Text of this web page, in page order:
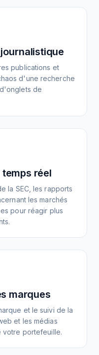
publications et
d'une recherche
de
réel
la SEC, les rapports
les marchés
pour réagir plus
marques
et le suivi de la
et les médias
votre portefeuille.